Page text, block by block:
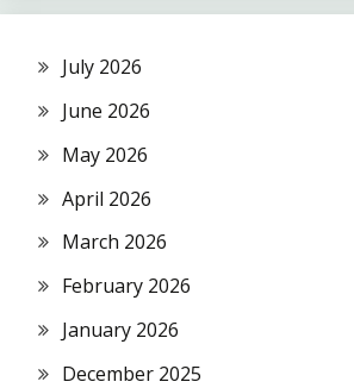
July 2026
June 2026
May 2026
April 2026
March 2026
February 2026
January 2026
December 2025